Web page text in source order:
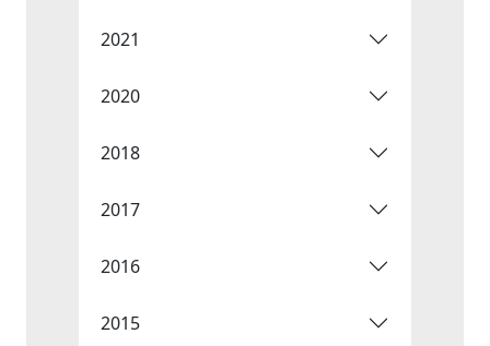
2021
2020
2018
2017
2016
2015